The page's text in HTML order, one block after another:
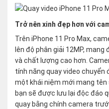
Trở nên xinh đẹp hơn với
Trên iPhone 11 Pro Max,
lên độ phân giải 12MP,
và chất lượng cao hơn.
tính năng quay video
một khái niệm mới mang tên
bạn sẽ được lưu lại độc đáo
quay bằng chính camera